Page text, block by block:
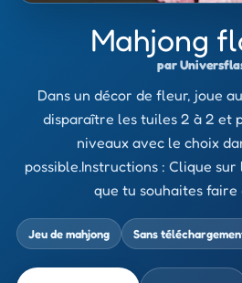
Mahjong
par
Dans un décor de fleur, joue
disparaître les tuiles 2 à 2 et
niveaux avec le choix
possible.Instructions : Clique
que tu souhaites faire
Jeu de mahjong Sans